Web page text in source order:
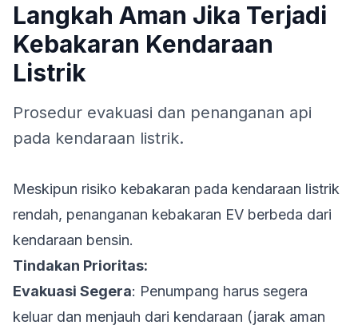
Langkah Aman Jika Terjadi
Kebakaran Kendaraan
Listrik
Prosedur evakuasi dan penanganan api
pada kendaraan listrik.
Meskipun risiko kebakaran pada kendaraan listrik
rendah, penanganan kebakaran EV berbeda dari
kendaraan bensin.
Tindakan Prioritas:
Evakuasi Segera: Penumpang harus segera
keluar dan menjauh dari kendaraan (jarak aman